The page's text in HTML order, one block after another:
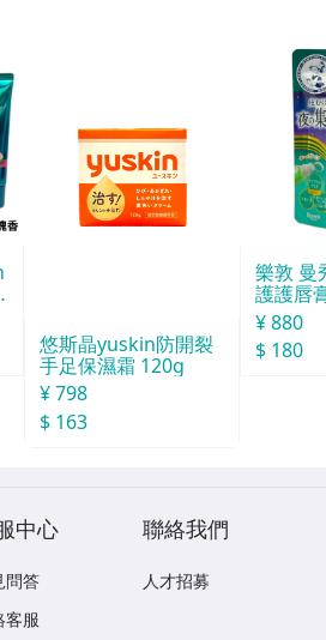
悠斯晶yuskin防開裂
手足保濕霜 120g
¥ 798
$ 163
樂敦 曼
護護唇
¥ 880
$ 180
中心
問答
客服
聯絡我們
人才招募